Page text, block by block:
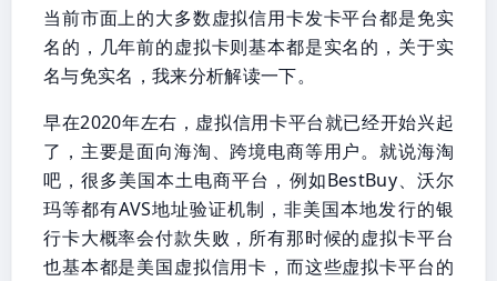
当前市面上的大多数虚拟信用卡发卡平台都是免实
名的，几年前的虚拟卡则基本都是实名的，关于实
名与免实名，我来分析解读一下。
早在2020年左右，虚拟信用卡平台就已经开始兴起
了，主要是面向海淘、跨境电商等用户。就说海淘
吧，很多美国本土电商平台，例如BestBuy、沃尔
玛等都有AVS地址验证机制，非美国本地发行的银
行卡大概率会付款失败，所有那时候的虚拟卡平台
也基本都是美国虚拟信用卡，而这些虚拟卡平台的